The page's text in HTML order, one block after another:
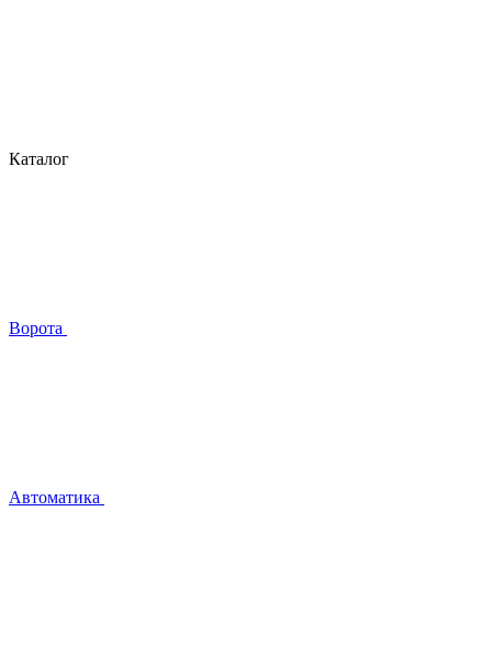
Каталог
Ворота
Автоматика